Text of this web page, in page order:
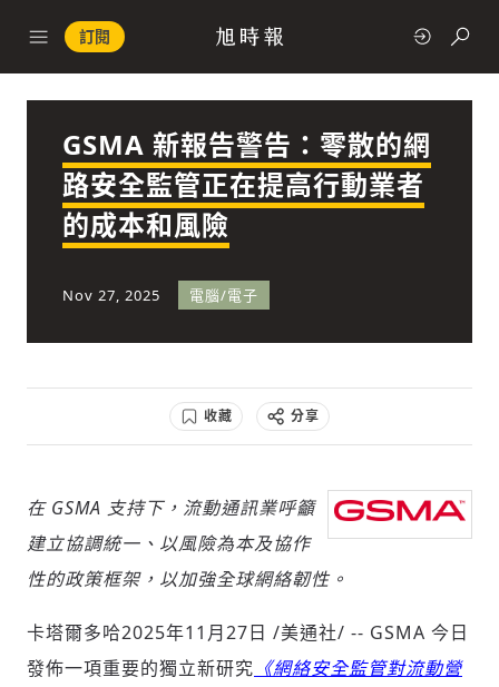
訂閱
快速連結
政治
經濟
科技
社會
GSMA 新報告警告：零散的網
路安全監管正在提高行動業者
的成本和風險
Nov 27, 2025 電腦/電子
收藏 分享
在 GSMA 支持下，流動通訊業呼籲
建立協調統一、以風險為本及協作
性的政策框架，以加強全球網絡韌性。
卡塔爾多哈2025年11月27日 /美通社/ -- GSMA 今日
發佈一項重要的獨立新研究 《網絡安全監管對流動營